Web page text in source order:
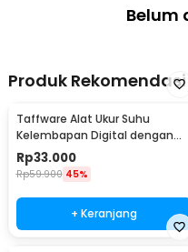
Belum
Produk Rekomendasi
Taffware Alat Ukur Suhu
Kelembapan Digital dengan
Jam Alarm Kalender - HTC-2
Rp33.000
Rp59.900 45%
+ Keranjang